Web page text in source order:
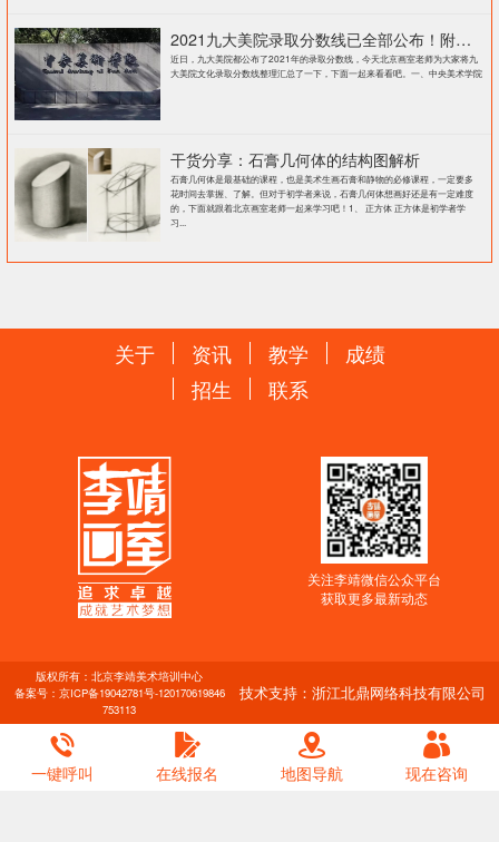
2021九大美院录取分数线已全部公布！附各大院校录取分数线汇总！
近日，九大美院都公布了2021年的录取分数线，今天北京画室老师为大家将九
大美院文化录取分数线整理汇总了一下，下面一起来看看吧。一、中央美术学院
干货分享：石膏几何体的结构图解析
石膏几何体是最基础的课程，也是美术生画石膏和静物的必修课程，一定要多
花时间去掌握、了解。但对于初学者来说，石膏几何体想画好还是有一定难度
的，下面就跟着北京画室老师一起来学习吧！1、 正方体 正方体是初学者学
习...
一键呼叫 在线报名 地图导航 现在咨询
关于 资讯 教学
成绩
招生
联系
关注李靖微信公众平台
获取更多最新动态
版权所有：北京李靖美术培训中心
备案号： 京ICP备19042781号-120170619846
753113
技术支持：浙江北鼎网络科技有限公司